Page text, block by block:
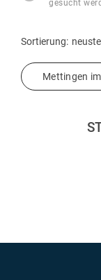
gesucht
Mettingen
Sortierung: